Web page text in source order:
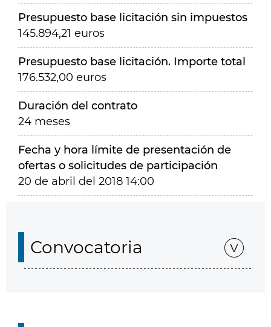
Presupuesto base licitación sin impuestos
145.894,21 euros
Presupuesto base licitación. Importe total
176.532,00 euros
Duración del contrato
24 meses
Fecha y hora límite de presentación de
ofertas o solicitudes de participación
20 de abril del 2018 14:00
Convocatoria